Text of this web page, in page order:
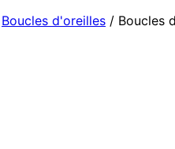
Boucles d'oreilles / Boucles